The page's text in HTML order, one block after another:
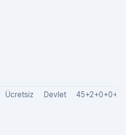
Ücretsiz Devlet 45+2+0+0+0